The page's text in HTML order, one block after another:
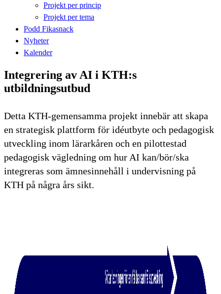
Projekt per princip
Projekt per tema
Podd Fikasnack
Nyheter
Kalender
Integrering av AI i KTH:s
utbildningsutbud
Detta KTH-gemensamma projekt innebär att skapa
en strategisk plattform för idéutbyte och pedagogisk
utveckling inom lärarkåren och en pilottestad
pedagogisk vägledning om hur AI kan/bör/ska
integreras som ämnesinnehåll i undervisning på
KTH på några års sikt.